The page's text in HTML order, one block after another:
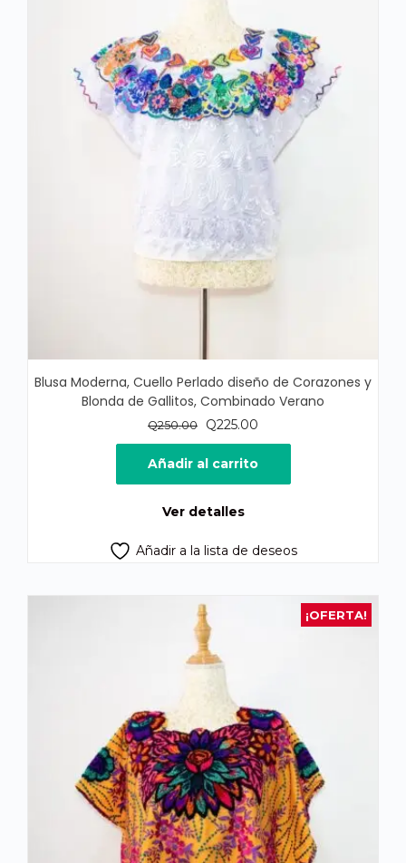
Blusa Moderna, Cuello Perlado diseño de Corazones y
Blonda de Gallitos, Combinado Verano
Q250.00
El
precio
original
era:
Q225.00
precio
actual
es:
Añadir al carrito
Ver detalles
Añadir a la lista de deseos
¡OFERTA!